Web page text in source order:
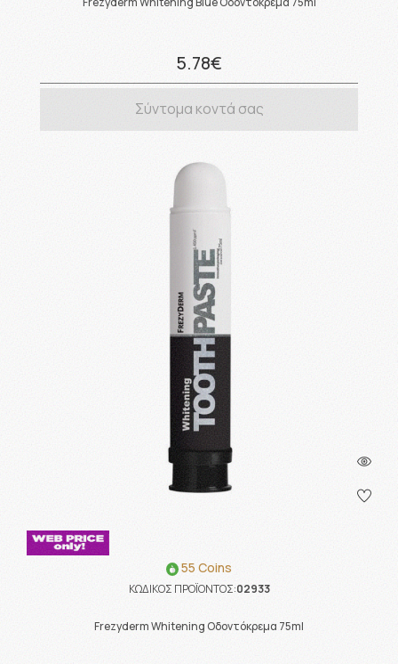
5.78€
Σύντομα κοντά σας
55 Coins
ΚΩΔΙΚΟΣ ΠΡΟΪΟΝΤΟΣ:02933
Frezyderm Whitening Οδοντόκρεμα 75ml